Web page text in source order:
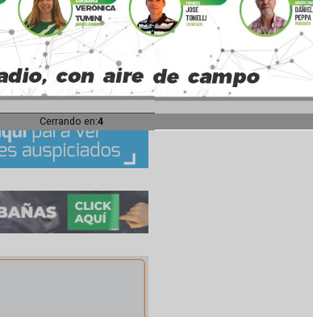
de emisión de este gas”, dice el
la presente ley las entidades legalmente
la provincia de Buenos Aires.
de los kilogramos de co2e (Dióxido de
a favor de la producción, no quienes creen
Si estas son las ideas que algunos